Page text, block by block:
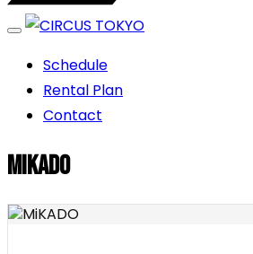
CIRCUS TOKYO
エンターテイメントスペース
Schedule
Rental Plan
Contact
MiKADO